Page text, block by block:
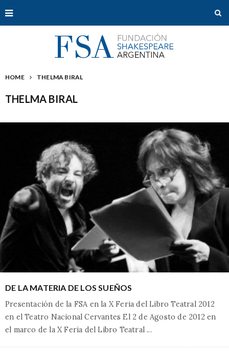
HOME THELMA BIRAL
THELMA BIRAL
DE LA MATERIA DE LOS SUEÑOS
Presentación de la FSA en la X Feria del Libro Teatral 2012
en el Teatro Nacional Cervantes El 2 de Agosto de 2012 en
el marco de la X Feria del Libro Teatral...